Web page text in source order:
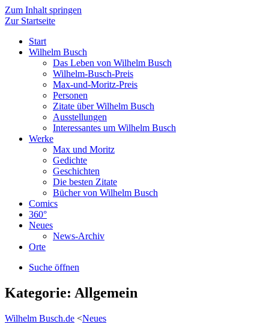
Zum Inhalt springen
Zur Startseite
Start
Wilhelm Busch
Das Leben von Wilhelm Busch
Wilhelm-Busch-Preis
Max-und-Moritz-Preis
Personen
Zitate über Wilhelm Busch
Ausstellungen
Interessantes um Wilhelm Busch
Werke
Max und Moritz
Gedichte
Geschichten
Die besten Zitate
Bücher von Wilhelm Busch
Comics
360°
Neues
News-Archiv
Orte
Suche öffnen
Kategorie: Allgemein
Wilhelm Busch.de <Neues